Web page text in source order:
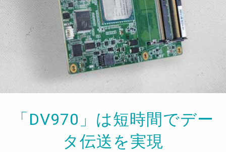
「DV970」は短時間でデー
タ伝送を実現